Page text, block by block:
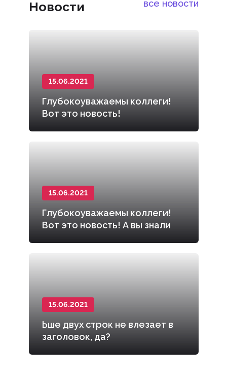
Новости все новости
15.06.2021
Глубокоуважаемы коллеги!
Вот это новость!
15.06.2021
Глубокоуважаемы коллеги!
Вот это новость! А вы знали
15.06.2021
Ьше двух строк не влезает в
заголовок, да?